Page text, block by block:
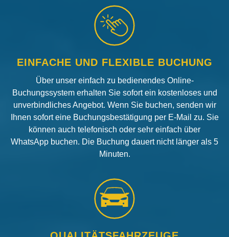
EINFACHE UND FLEXIBLE BUCHUNG
Über unser einfach zu bedienendes Online-
Buchungssystem erhalten Sie sofort ein kostenloses und
unverbindliches Angebot. Wenn Sie buchen, senden wir
Ihnen sofort eine Buchungsbestätigung per E-Mail zu. Sie
können auch telefonisch oder sehr einfach über
WhatsApp buchen. Die Buchung dauert nicht länger als 5
Minuten.